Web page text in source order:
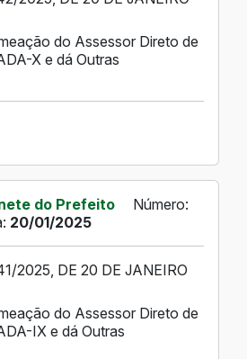
do Assessor Direto de
X e dá Outras
do Prefeito
Número:
20/01/2025
2025, DE 20 DE JANEIRO
do Assessor Direto de
IX e dá Outras